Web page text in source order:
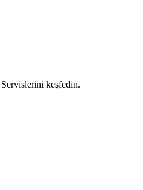
keşfedin.